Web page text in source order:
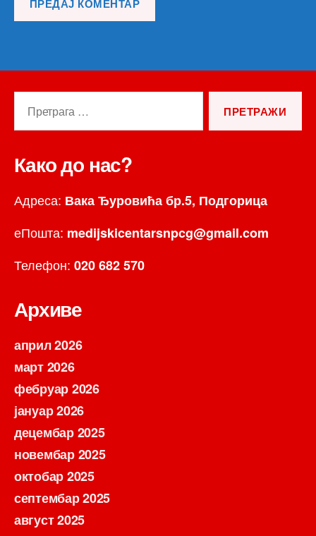
Како до нас?
Адреса: Вака Ђуровића бр.5, Подгорица
еПошта: medijskicentarsnpcg@gmail.com
Телефон: 020 682 570
Архиве
април 2026
март 2026
фебруар 2026
јануар 2026
децембар 2025
новембар 2025
октобар 2025
септембар 2025
август 2025